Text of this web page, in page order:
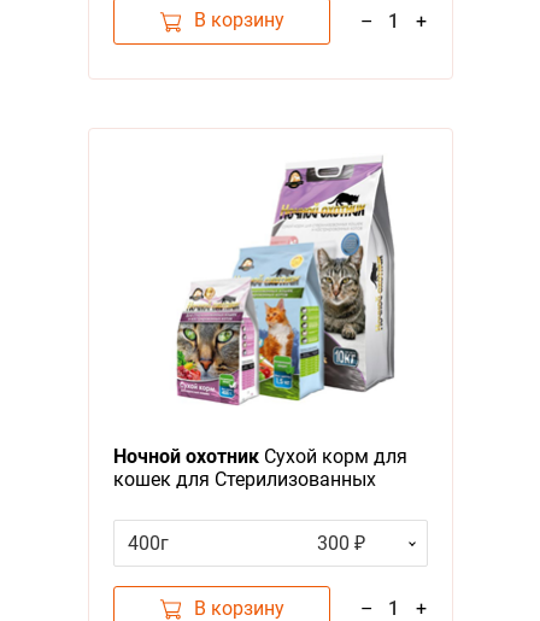
В корзину – 1 +
Ночной охотникСухой корм для
кошек для Стерилизованных
400г
300 ₽
В корзину – 1 +